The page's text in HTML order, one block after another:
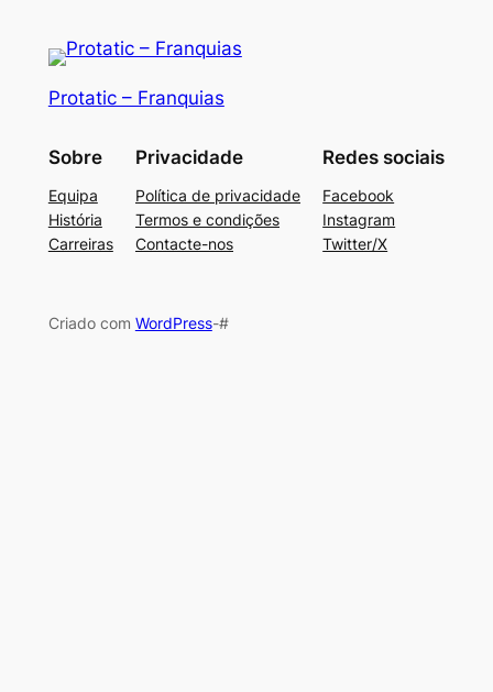
Protatic – Franquias
Sobre
Equipa
História
Carreiras
Privacidade
Política de privacidade
Termos e condições
Contacte-nos
Redes sociais
Facebook
Instagram
Twitter/X
Criado com WordPress-#